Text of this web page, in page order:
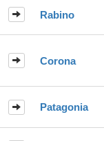
Rabino
Corona
Patagonia